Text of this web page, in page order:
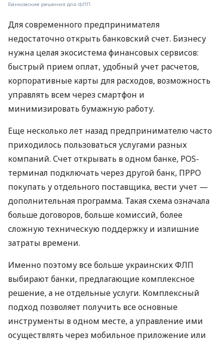
Банковские решения для ФЛП
Для современного предпринимателя
недостаточно открыть банковский счет. Бизнесу
нужна целая экосистема финансовых сервисов:
быстрый прием оплат, удобный учет расчетов,
корпоративные карты для расходов, возможность
управлять всем через смартфон и
минимизировать бумажную работу.
Еще несколько лет назад предпринимателю часто
приходилось пользоваться услугами разных
компаний. Счет открывать в одном банке, POS-
терминал подключать через другой банк, ПРРО
покупать у отдельного поставщика, вести учет —
дополнительная программа. Такая схема означала
больше договоров, больше комиссий, более
сложную техническую поддержку и излишние
затраты времени.
Именно поэтому все больше украинских ФЛП
выбирают банки, предлагающие комплексное
решение, а не отдельные услуги. Комплексный
подход позволяет получить все основные
инструменты в одном месте, а управление ими
осуществлять через мобильное приложение или